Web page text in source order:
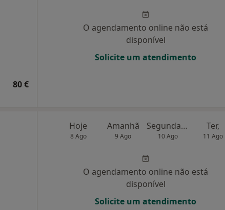
80 €
O agendamento online não está
disponível
Solicite um atendimento
Hoje
8 Ago
Amanhã
9 Ago
Segunda-feira
10 Ago
Ter,
11 Ago
O agendamento online não está
disponível
Solicite um atendimento